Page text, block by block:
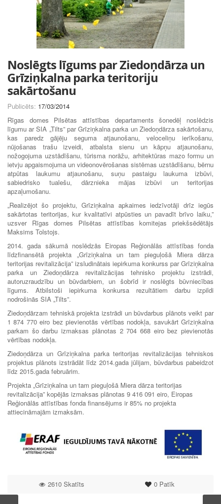
Noslēgts līgums par Ziedoņdārza un
Grīziņkalna parka teritoriju
sakārtošanu
Publicēts: 17/03/2014
Rīgas domes Pilsētas attīstības departaments šonedēļ noslēdzis
līgumu ar SIA „Tilts” par Grīziņkalna parka un Ziedoņdārza sakārtošanu,
kas paredz gājēju seguma atjaunošanu, veloceliņu ierīkošanu,
nūjošanas trašu izveidi, atbalsta sienu un kāpņu atjaunošanu,
nožogojuma uzstādīšanu, tūrisma norāžu, arhitektūras mazo formu un
ietvju apgaismojuma un videonovērošanas sistēmas uzstādīšanu, bērnu
atpūtas laukumu atjaunošanu, suņu pastaigu laukuma izbūvi,
sabiedrisko tualešu, dārznieka mājas izbūvi un teritorijas
apzaļumošanu.
„Realizējot šo projektu, Grīziņkalna apkaimes iedzīvotāji drīz iegūs
sakārtotas teritorijas, kur kvalitatīvi atpūsties un pavadīt brīvo laiku,”
uzsver Rīgas domes Pilsētas attīstības komitejas priekšsēdētājs
Maksims Tolstojs.
2014. gada sākumā noslēdzās Eiropas Reģionālās attīstības fonda
līdzfinansētā projekta „Grīziņkalna un tam pieguļošā Miera dārza
teritorijas revitalizācija” izsludinātais iepirkuma konkurss par Grīziņkalna
parka un Ziedoņdārza revitalizācijas tehnisko projektu izstrādi,
autoruzraudzību un būvdarbiem, un šobrīd ir noslēgts būvniecības
līgums. Atbilstoši iepirkuma konkursa rezultātiem darbu izpildi
nodrošinās SIA „Tilts”.
Ziedoņdārzam tehniskā projekta izstrādi un būvdarbus plānots veikt par
1 874 770 eiro bez pievienotās vērtības nodokļa, savukārt Grīziņkalna
parkam šo darbu izmaksas plānotas 2 704 668 eiro bez pievienotās
vērtības nodokļa.
Ziedoņdārza un Grīziņkalna parka teritorijas revitalizācijas tehniskos
projektus plānots izstrādāt līdz 2014.gada jūlijam, būvdarbus pabeidzot
līdz 2015.gada februārim.
Projekta „Grīziņkalna un tam pieguļošā Miera dārza teritorijas
revitalizācija” kopējās izmaksas plānotas 9 416 091 eiro, Eiropas
Reģionālās attīstības fonda finansējums ir 85% no projekta
attiecināmajām izmaksām.
0Patīk
2610 Skatīts